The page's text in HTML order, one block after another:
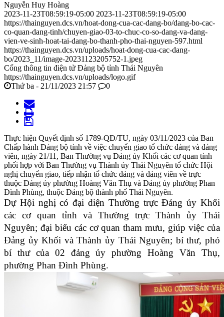
Nguyễn Huy Hoàng
2023-11-23T08:59:19-05:00 2023-11-23T08:59:19-05:00
https://thainguyen.dcs.vn/hoat-dong-cua-cac-dang-bo/dang-bo-cac-
co-quan-dang-tinh/chuyen-giao-03-to-chuc-co-so-dang-va-dang-
vien-ve-sinh-hoat-tai-dang-bo-thanh-pho-thai-nguyen-597.html
https://thainguyen.dcs.vn/uploads/hoat-dong-cua-cac-dang-
bo/2023_11/image-20231123205752-1.jpeg
Cổng thông tin điện tử Đảng bộ tỉnh Thái Nguyên
https://thainguyen.dcs.vn/uploads/logo.gif
Thứ ba - 21/11/2023 21:57
0
Thực hiện Quyết định số 1789-QĐ/TU, ngày 03/11/2023 của Ban
Chấp hành Đảng bộ tỉnh về việc chuyển giao tổ chức đảng và đảng
viên, ngày 21/11, Ban Thường vụ Đảng ủy Khối các cơ quan tỉnh
phối hợp với Ban Thường vụ Thành ủy Thái Nguyên tổ chức Hội
nghị chuyển giao, tiếp nhận tổ chức đảng và đảng viên về trực
thuộc Đảng ủy phường Hoàng Văn Thụ và Đảng ủy phường Phan
Đình Phùng, thuộc Đảng bộ thành phố Thái Nguyên.
Dự Hội nghị có đại diện Thường trực Đảng ủy Khối
các cơ quan tỉnh và Thường trực Thành ủy Thái
Nguyên; đại biểu các cơ quan tham mưu, giúp việc của
Đảng ủy Khối và Thành ủy Thái Nguyên; bí thư, phó
bí thư của 02 đảng ủy phường Hoàng Văn Thụ,
phường Phan Đình Phùng.